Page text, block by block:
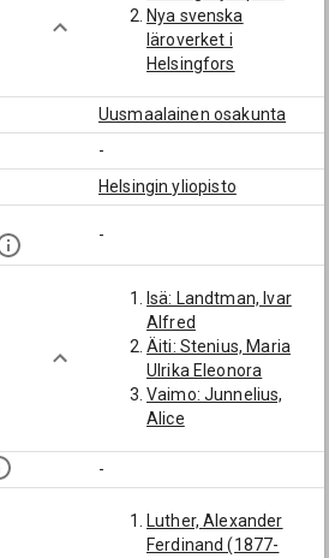
Nya svenska
läroverket i
Helsingfors
Uusmaalainen osakunta
-
Helsingin yliopisto
-
Isä: Landtman, Ivar
Alfred
Äiti: Stenius, Maria
Ulrika Eleonora
Vaimo: Junnelius,
Alice
-
Luther, Alexander
Ferdinand (1877-